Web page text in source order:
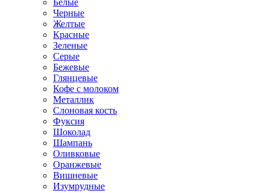
Белые
Черные
Желтые
Красные
Зеленые
Серые
Бежевые
Глянцевые
Кофе с молоком
Металлик
Слоновая кость
Фуксия
Шоколад
Шампань
Оливковые
Оранжевые
Вишневые
Изумрудные